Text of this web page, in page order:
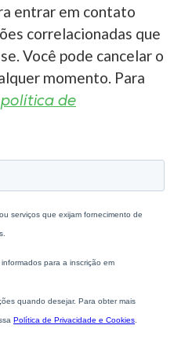
entrar em contato
correlacionadas que
Você pode cancelar o
momento. Para
política de